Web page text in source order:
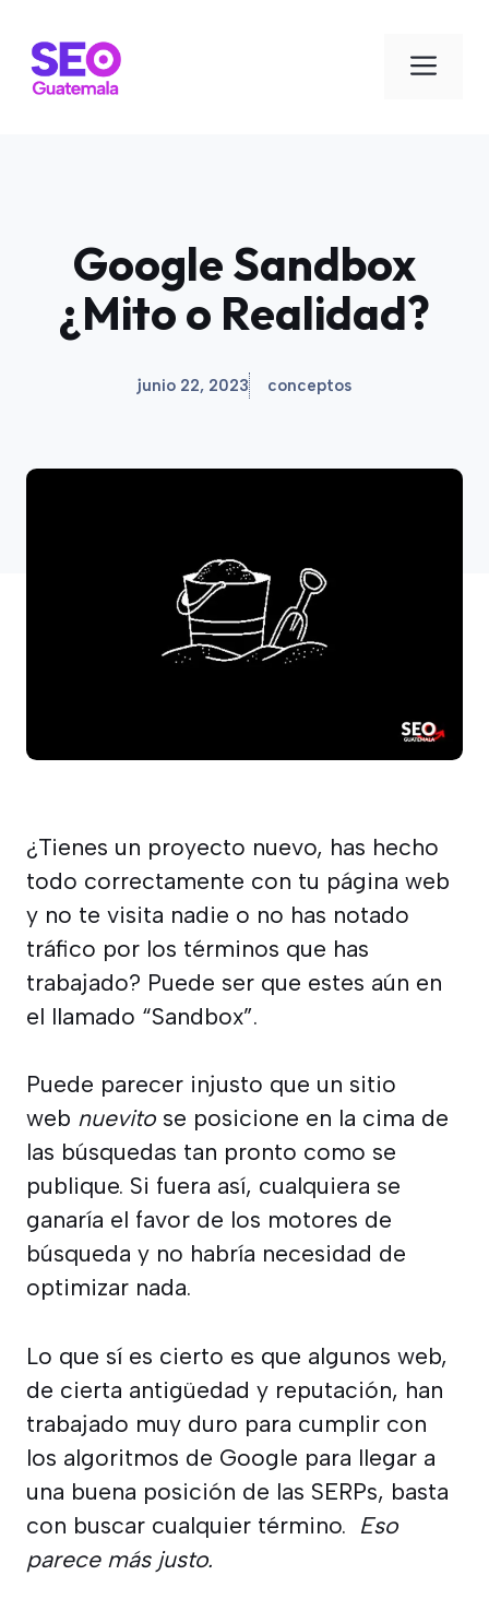
contenido
Google Sandbox
¿Mito o Realidad?
junio 22, 2023 conceptos
¿Tienes un proyecto nuevo, has hecho
todo correctamente con tu página web
y no te visita nadie o no has notado
tráfico por los términos que has
trabajado? Puede ser que estes aún en
el llamado “Sandbox”.
Puede parecer injusto que un sitio
web nuevito se posicione en la cima de
las búsquedas tan pronto como se
publique. Si fuera así, cualquiera se
ganaría el favor de los motores de
búsqueda y no habría necesidad de
optimizar nada.
Lo que sí es cierto es que algunos web,
de cierta antigüedad y reputación, han
trabajado muy duro para cumplir con
los algoritmos de Google para llegar a
una buena posición de las SERPs, basta
con buscar cualquier término. Eso
parece más justo.